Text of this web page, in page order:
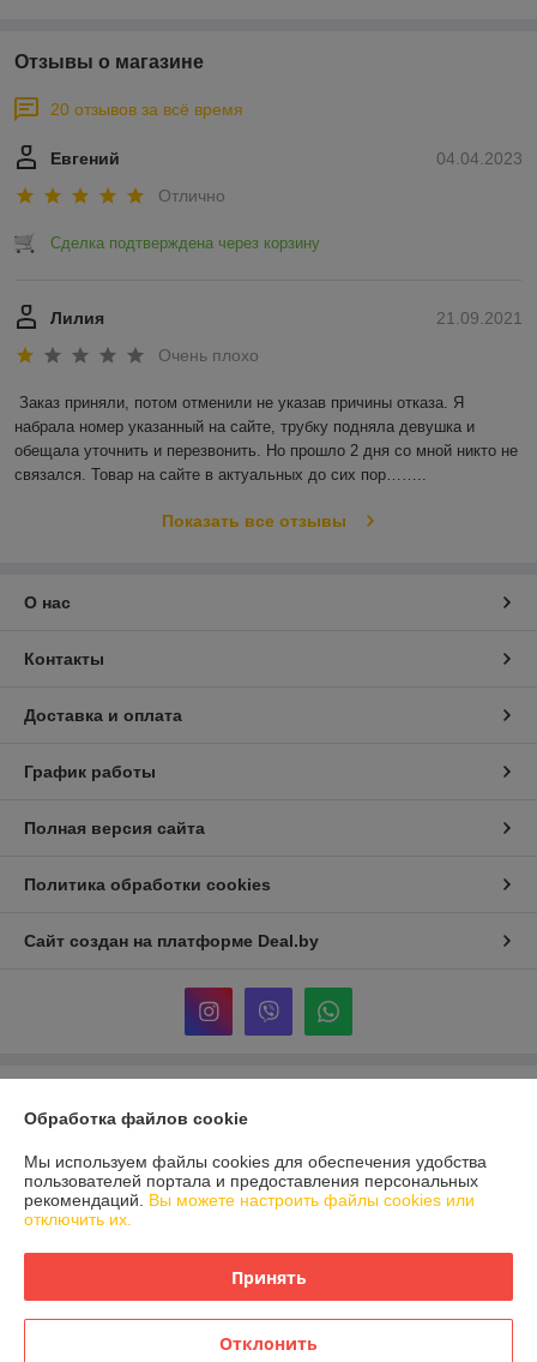
Отзывы о магазине
20 отзывов за всё время
04.04.2023
Евгений
Отлично
Сделка подтверждена через корзину
21.09.2021
Лилия
Очень плохо
Заказ приняли, потом отменили не указав причины отказа. Я
набрала номер указанный на сайте, трубку подняла девушка и
обещала уточнить и перезвонить. Но прошло 2 дня со мной никто не
связался. Товар на сайте в актуальных до сих пор……..
Показать все отзывы
О нас
Контакты
Доставка и оплата
График работы
Полная версия сайта
Политика обработки cookies
Сайт создан на платформе Deal.by
г. Витебск, пр-т Победы 15
Регистрационный номер ЕГР: 391670955
Регистрационный орган: Администрация Первомайского района
Дата регистрации компании: 22.01.2015
Обработка файлов cookie
Мы используем файлы cookies для обеспечения удобства
пользователей портала и предоставления персональных
рекомендаций. Вы можете настроить файлы cookies или
отключить их.
Принять
Отклонить